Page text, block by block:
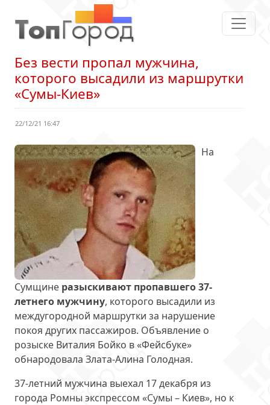
Без вести пропал мужчина,
которого высадили из маршрутки
«Сумы-Киев»
22/12/21 16:47
На
Сумщине разыскивают пропавшего 37-
летнего мужчину, которого высадили из
междугородной маршрутки за нарушение
покоя других пассажиров. Объявление о
розыске Виталия Бойко в «Фейсбуке»
обнародовала Злата-Алина Голодная.
37-летний мужчина выехал 17 декабря из
города Ромны экспрессом «Сумы – Киев», но к